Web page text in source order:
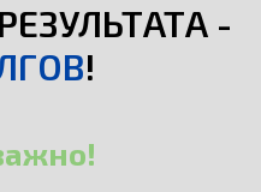
-
!